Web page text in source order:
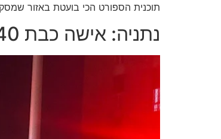
תוכנית הספורט הכי בועטת באזור
נתניה: אישה כבת 40 התמוטטה ברחוב, לאחר פעולות החייאה ליבה שב לפעום